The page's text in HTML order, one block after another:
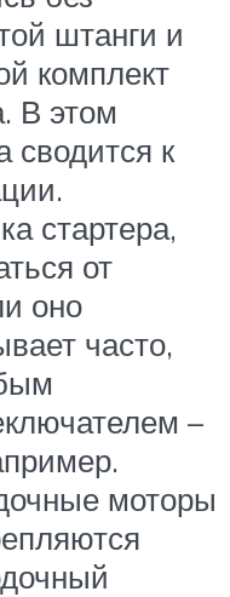
штанги и
комплект
В этом
сводится к
стартера,
от
оно
часто,
–
моторы